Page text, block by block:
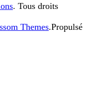
. Tous droits
Themes.Propulsé